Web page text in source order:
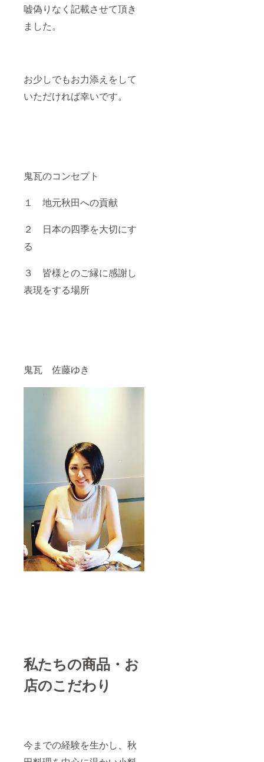
嘘偽りなく記載させて頂き
ました。
お少しでもお力添えをして
いただければ幸いです。
鬼瓦のコンセプト
１ 地元秋田への貢献
２ 日本の四季を大切にす
る
３ 皆様とのご縁に感謝し
表現をする場所
鬼瓦 佐藤ゆき
私たちの商品・お
店のこだわり
今までの経験を生かし、秋